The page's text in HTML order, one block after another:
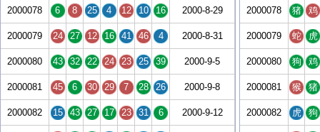
2000078 6 8 25 4 12 10 16 2000-8-29
2000079 24 27 12 16 41 46 4 2000-8-31
2000080 43 32 22 24 23 25 39 2000-9-5
2000081 45 6 30 29 7 28 26 2000-9-8
2000082 15 43 27 17 23 31 6 2000-9-12
2000078 猪 鸡
2000079 蛇 虎
2000080 狗 鸡
2000081 猴 猪
2000082 虎 狗